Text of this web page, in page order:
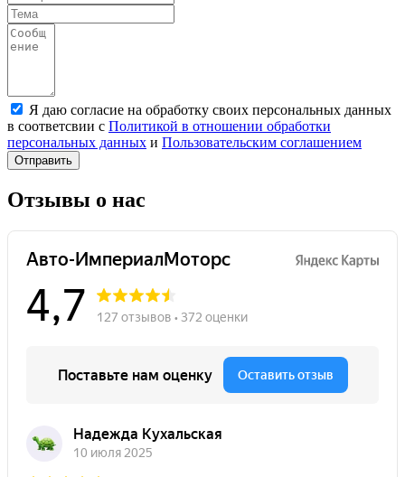
Я даю согласие на обработку своих персональных данных
в соответсвии с Политикой в отношении обработки
персональных данных и Пользовательским соглашением
Отправить
Отзывы о нас